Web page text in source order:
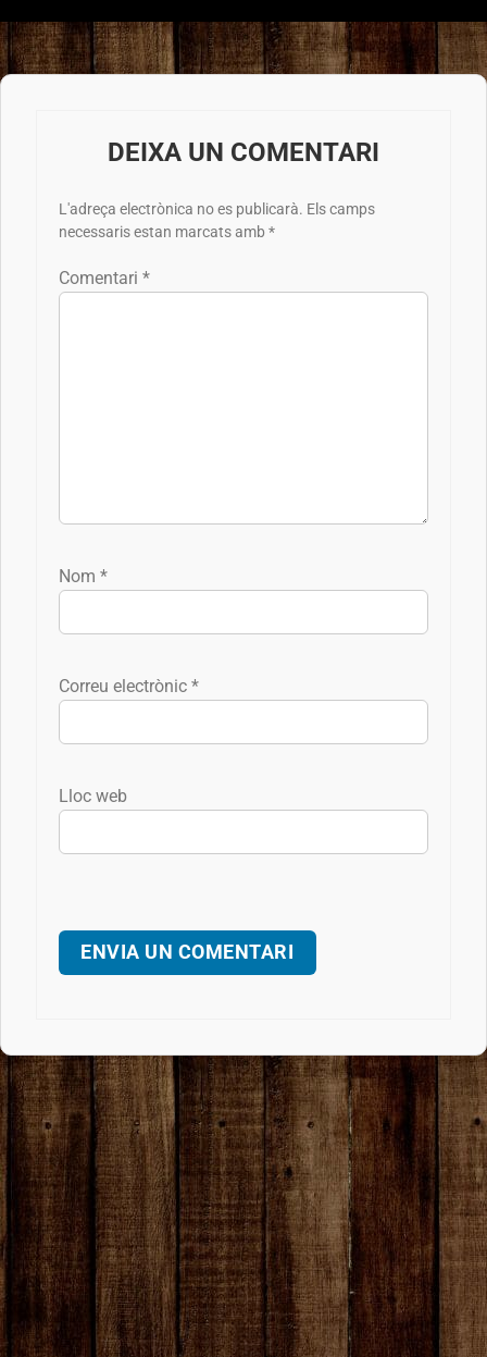
DEIXA UN COMENTARI
L'adreça electrònica no es publicarà. Els camps
necessaris estan marcats amb *
Comentari *
Nom *
Correu electrònic *
Lloc web